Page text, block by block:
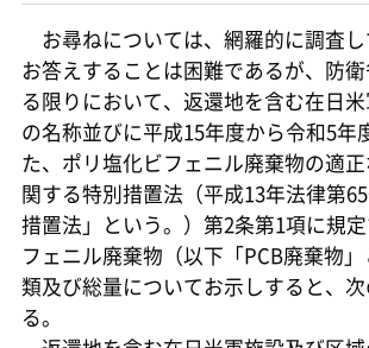
お尋ねについては、網羅的に調査し
お答えすることは困難であるが、防
る限りにおいて、返還地を含む在日
の名称並びに平成15年度から令和5年
た、ポリ塩化ビフェニル廃棄物の適
関する特別措置法（平成13年法律第
措置法」という。）第2条第1項に規
フェニル廃棄物（以下「PCB廃棄物
類及び総量についてお示しすると、
る。